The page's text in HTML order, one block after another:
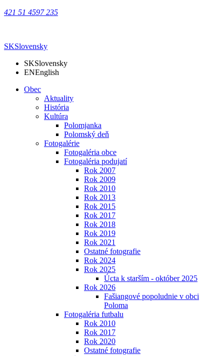
421 51 4597 235
SKSlovensky
SKSlovensky
ENEnglish
Obec
Aktuality
História
Kultúra
Polomjanka
Polomský deň
Fotogalérie
Fotogaléria obce
Fotogaléria podujatí
Rok 2007
Rok 2009
Rok 2010
Rok 2013
Rok 2015
Rok 2017
Rok 2018
Rok 2019
Rok 2021
Ostatné fotografie
Rok 2024
Rok 2025
Úcta k starším - október 2025
Rok 2026
Fašiangové popoludnie v obci
Poloma
Fotogaléria futbalu
Rok 2010
Rok 2017
Rok 2020
Ostatné fotografie